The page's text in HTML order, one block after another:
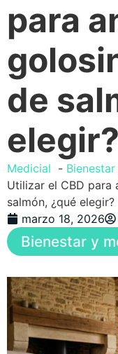
para
de
elegir?
Medicial
Utilizar el CBD para
salmón, ¿qué elegir?
marzo 18, 2026
Bienestar y